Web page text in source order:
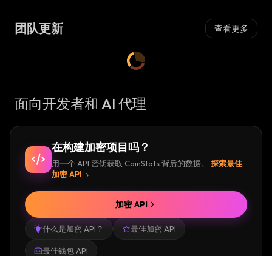
团队更新 查看更多
面向开发者和 AI 代理
在构建加密项目吗？
用一个 API 密钥获取 CoinStats 背后的数据。
探索最佳
加密 API
什么是加密 API？ 最佳加密 API
最佳钱包 API
加密 API